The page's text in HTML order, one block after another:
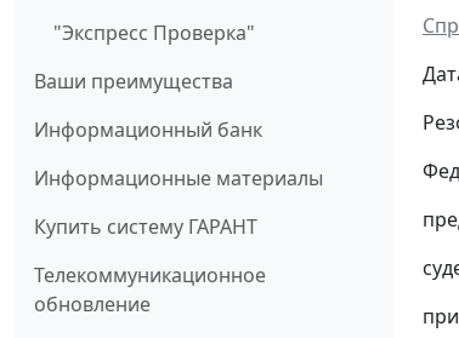
"Экспресс Проверка"
Ваши преимущества
Информационный банк
Информационные материалы
Купить систему ГАРАНТ
Телекоммуникационное
обновление